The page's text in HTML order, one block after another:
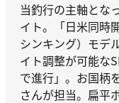
当釣行の主軸とな
イト。「日米同時
シンキング）モデ
イト調整が可能な
で進行」。お国柄
さんが担当。扁平